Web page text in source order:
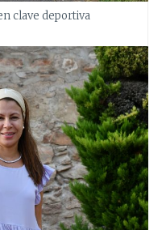
clave deportiva